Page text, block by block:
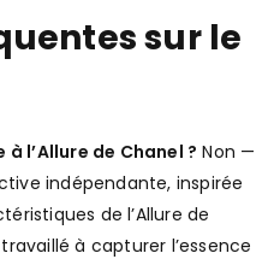
sur le
l’Allure de Chanel ? Non —
indépendante, inspirée
de l’Allure de
à capturer l’essence